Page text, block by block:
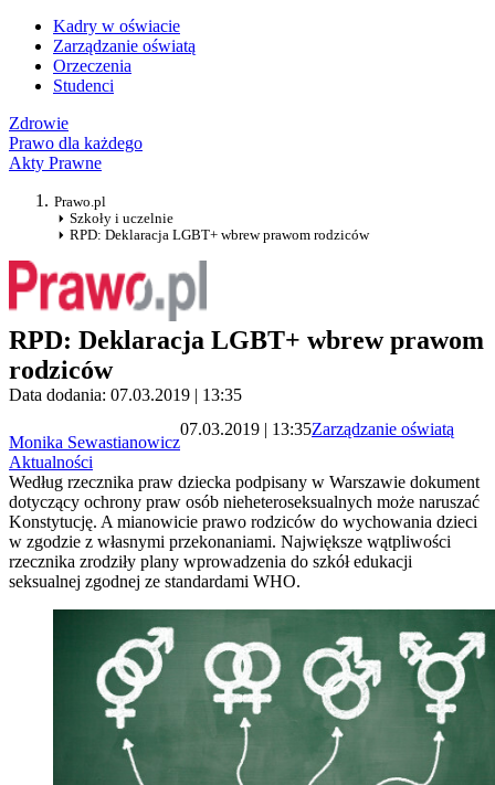
Kadry w oświacie
Zarządzanie oświatą
Orzeczenia
Studenci
Zdrowie
Prawo dla każdego
Akty Prawne
Prawo.pl
Szkoły i uczelnie
RPD: Deklaracja LGBT+ wbrew prawom rodziców
RPD: Deklaracja LGBT+ wbrew prawom
rodziców
Data dodania: 07.03.2019 | 13:35
Monika Sewastianowicz
07.03.2019 | 13:35Zarządzanie oświatą
Aktualności
Według rzecznika praw dziecka podpisany w Warszawie dokument
dotyczący ochrony praw osób nieheteroseksualnych może naruszać
Konstytucję. A mianowicie prawo rodziców do wychowania dzieci
w zgodzie z własnymi przekonaniami. Największe wątpliwości
rzecznika zrodziły plany wprowadzenia do szkół edukacji
seksualnej zgodnej ze standardami WHO.